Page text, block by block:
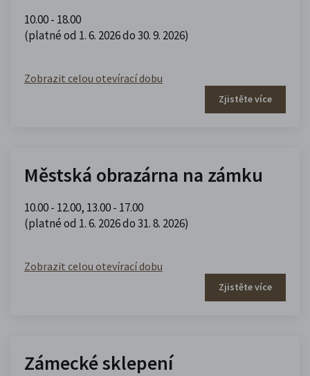
10.00 - 18.00
(platné od 1. 6. 2026 do 30. 9. 2026)
Zobrazit celou otevírací dobu
Zjistěte více
Městská obrazárna na zámku
10.00 - 12.00, 13.00 - 17.00
(platné od 1. 6. 2026 do 31. 8. 2026)
Zobrazit celou otevírací dobu
Zjistěte více
Zámecké sklepení